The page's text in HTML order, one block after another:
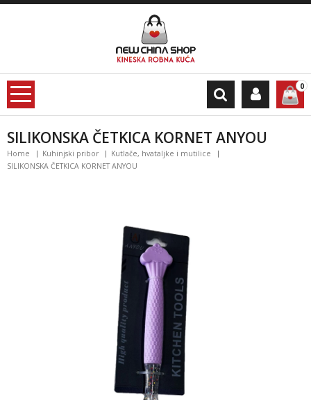
0
SILIKONSKA ČETKICA KORNET ANYOU
Home Kuhinjski pribor
Kutlače, hvataljke i mutilice
SILIKONSKA ČETKICA KORNET ANYOU